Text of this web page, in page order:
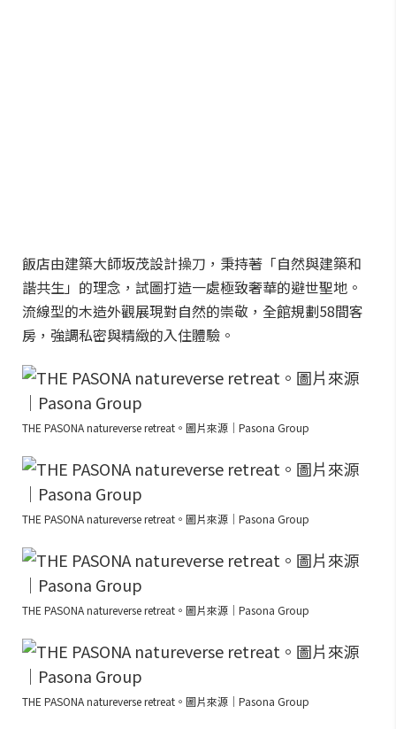
飯店由建築大師坂茂設計操刀，秉持著「自然與建築和
諧共生」的理念，試圖打造一處極致奢華的避世聖地。
流線型的木造外觀展現對自然的崇敬，全館規劃58間客
房，強調私密與精緻的入住體驗。
THE PASONA natureverse retreat。圖片來源｜Pasona Group
THE PASONA natureverse retreat。圖片來源｜Pasona Group
THE PASONA natureverse retreat。圖片來源｜Pasona Group
THE PASONA natureverse retreat。圖片來源｜Pasona Group